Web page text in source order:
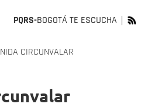
PQRS-BOGOTÁ TE ESCUCHA
CIRCUNVALAR